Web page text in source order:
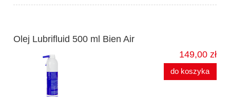
Olej Lubrifluid 500 ml Bien Air
149,00 zł
do koszyka